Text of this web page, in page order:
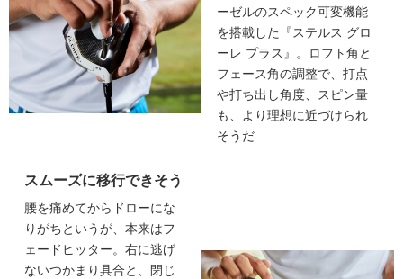
ーゼルのスペック可変機能
を搭載した『ステルス グロ
ーレ プラス』。ロフト角と
フェース角の調整で、打点
や打ち出し角度、スピン量
も、より理想に近づけられ
そうだ
スムーズに移行できそう
腰を痛めてからドローにな
りがちというが、本来はフ
ェードヒッター。右に逃げ
ないつかまり具合と、閉じ